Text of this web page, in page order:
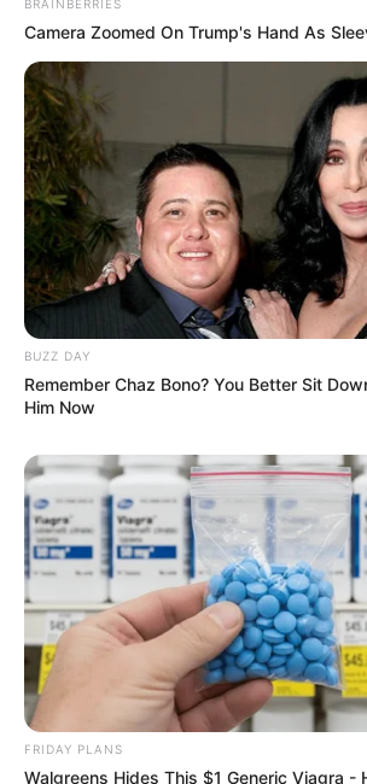
BRAINBERRIES
Camera Zoomed On Trump's Hand As
BUZZ DAY
Remember Chaz Bono? You Better Sit
Him Now
FRIDAY PLANS
Walgreens Hides This $1 Generic Viagra -